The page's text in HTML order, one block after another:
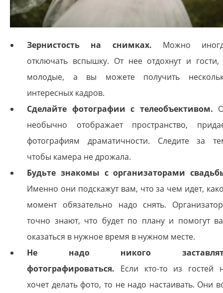
Зернистость на снимках. Можно
отключать вспышку. От нее отдохнут и
молодые, а вы можете получить
интересных кадров.
Сделайте фотографии с телеобъективом.
необычно отображает пространство,
фотографиям драматичности. Следите за
чтобы камера не дрожала.
Будьте знакомы с организаторами
Именно они подскажут вам, что за чем идет,
момент обязательно надо снять.
точно знают, что будет по плану и помогут
оказаться в нужное время в нужном месте.
Не надо никого
фотографироваться. Если кто-то из гостей
хочет делать фото, то не надо настаивать. Они